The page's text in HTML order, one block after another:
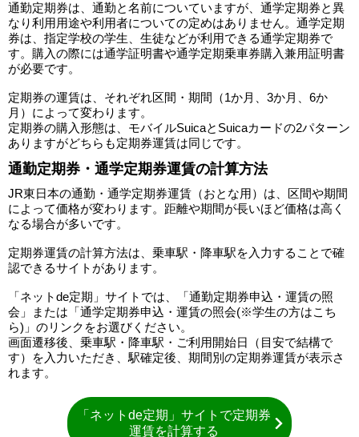
通勤定期券は、通勤と名前についていますが、通学定期券と異
なり利用用途や利用者についての定めはありません。通学定期
券は、指定学校の学生、生徒などが利用できる通学定期券で
す。購入の際には通学証明書や通学定期乗車券購入兼用証明書
が必要です。
定期券の運賃は、それぞれ区間・期間（1か月、3か月、6か
月）によって変わります。
定期券の購入形態は、モバイルSuicaとSuicaカードの2パターン
ありますがどちらも定期券運賃は同じです。
通勤定期券・通学定期券運賃の計算方法
JR東日本の通勤・通学定期券運賃（おとな用）は、区間や期間
によって価格が変わります。距離や期間が長いほど価格は高く
なる場合が多いです。
定期券運賃の計算方法は、乗車駅・降車駅を入力することで確
認できるサイトがあります。
「ネットde定期」サイトでは、「通勤定期券申込・運賃の照
会」または「通学定期券申込・運賃の照会(※学生の方はこち
ら)」のリンクをお選びください。
画面遷移後、乗車駅・降車駅・ご利用開始日（目安で結構で
す）を入力いただき、駅確定後、期間別の定期券運賃が表示さ
れます。
「ネットde定期」サイトで定期券
運賃を計算する